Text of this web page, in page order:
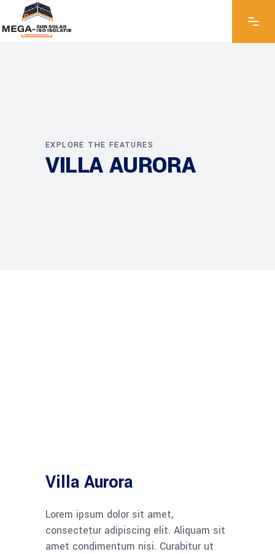
EXPLORE THE FEATURES
VILLA AURORA
Villa Aurora
Lorem ipsum dolor sit amet,
consectetur adipiscing elit. Aliquam sit
amet condimentum nisi. Curabitur ut